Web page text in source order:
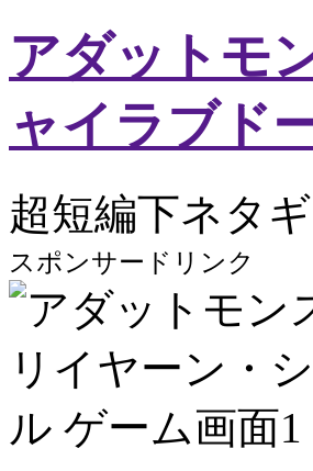
アダットモ
ャイラブド
超短編下ネタ
スポンサードリンク